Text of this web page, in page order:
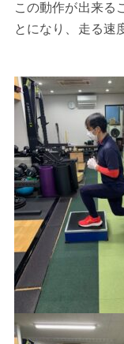
この動作が出来る
とになり、走る速